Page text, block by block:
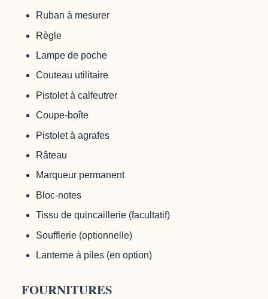
Ruban à mesurer
Règle
Lampe de poche
Couteau utilitaire
Pistolet à calfeutrer
Coupe-boîte
Pistolet à agrafes
Râteau
Marqueur permanent
Bloc-notes
Tissu de quincaillerie (facultatif)
Soufflerie (optionnelle)
Lanterne à piles (en option)
FOURNITURES